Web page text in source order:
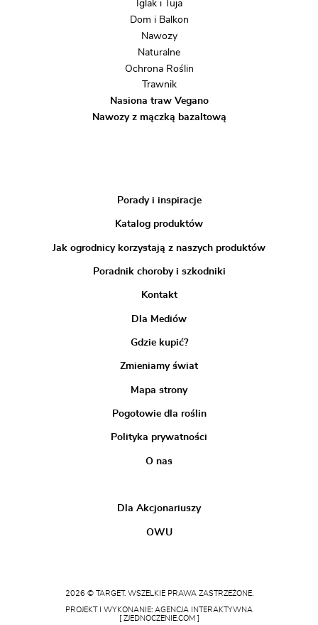
Iglak i Tuja
Dom i Balkon
Nawozy
Naturalne
Ochrona Roślin
Trawnik
Nasiona traw Vegano
Nawozy z mączką bazaltową
Porady i inspiracje
Katalog produktów
Jak ogrodnicy korzystają z naszych produktów
Poradnik choroby i szkodniki
Kontakt
Dla Mediów
Gdzie kupić?
Zmieniamy świat
Mapa strony
Pogotowie dla roślin
Polityka prywatności
O nas
Dla Akcjonariuszy
OWU
2026 © TARGET. WSZELKIE PRAWA ZASTRZEŻONE.
PROJEKT I WYKONANIE: AGENCJA INTERAKTYWNA
[ ZJEDNOCZENIE.COM ]